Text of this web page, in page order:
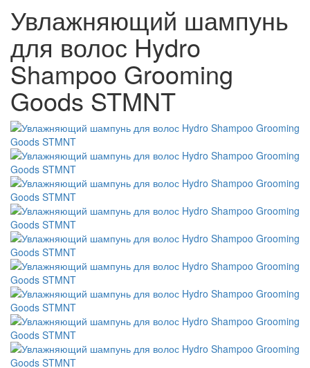
Увлажняющий шампунь
для волос Hydro
Shampoo Grooming
Goods STMNT